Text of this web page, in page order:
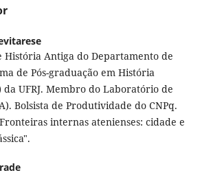
História Antiga do Departamento de
de Pós-graduação em História
da UFRJ. Membro do Laboratório de
Bolsista de Produtividade do CNPq.
internas atenienses: cidade e